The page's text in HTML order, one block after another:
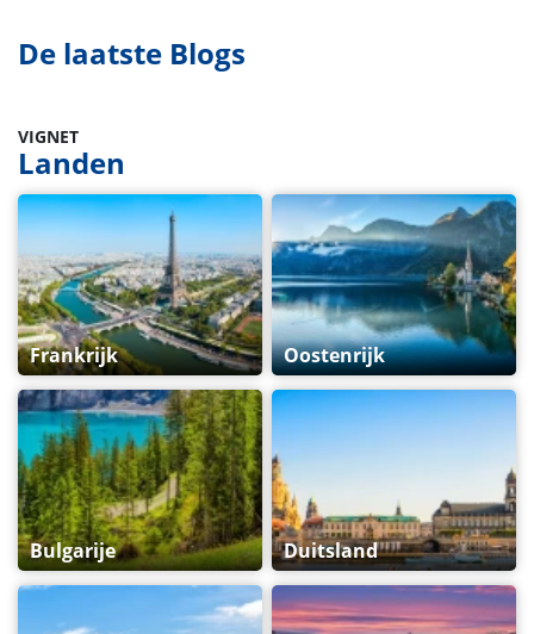
De laatste Blogs
VIGNET
Landen
Frankrijk Oostenrijk
Bulgarije Duitsland